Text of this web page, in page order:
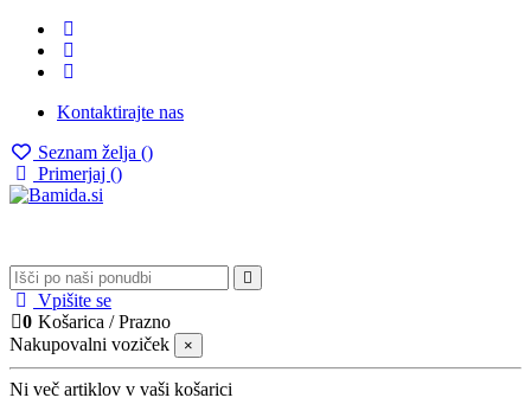
Kontaktirajte nas
Seznam želja ()
Primerjaj ()
Vpišite se
0 Košarica /Prazno
Nakupovalni voziček
×
Ni več artiklov v vaši košarici